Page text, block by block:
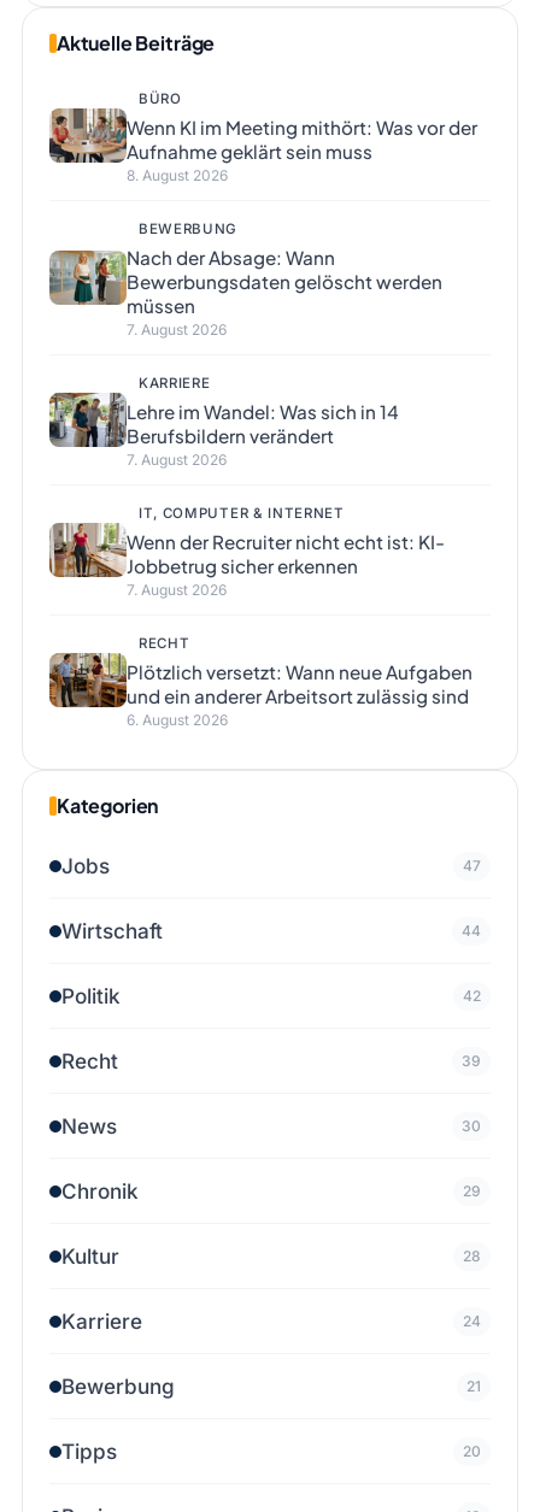
Aktuelle Beiträge
BÜRO
Wenn KI im Meeting mithört: Was vor der
Aufnahme geklärt sein muss
8. August 2026
BEWERBUNG
Nach der Absage: Wann
Bewerbungsdaten gelöscht werden
müssen
7. August 2026
KARRIERE
Lehre im Wandel: Was sich in 14
Berufsbildern verändert
7. August 2026
IT, COMPUTER & INTERNET
Wenn der Recruiter nicht echt ist: KI-
Jobbetrug sicher erkennen
7. August 2026
RECHT
Plötzlich versetzt: Wann neue Aufgaben
und ein anderer Arbeitsort zulässig sind
6. August 2026
Kategorien
Jobs 47
Wirtschaft 44
Politik 42
Recht 39
News 30
Chronik 29
Kultur 28
Karriere 24
Bewerbung 21
Tipps 20